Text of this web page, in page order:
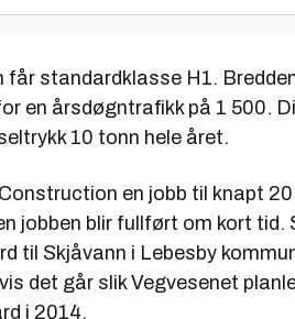
får standardklasse H1.
en årsdøgntrafikk på 1 500.
10 tonn hele året.
Construction en jobb til knapt
jobben blir fullført om kort tid.
til Skjåvann i Lebesby
det går slik Vegvesenet
i 2014.